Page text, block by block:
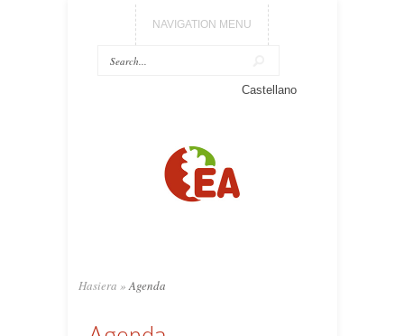
NAVIGATION MENU
Castellano
Hasiera » Agenda